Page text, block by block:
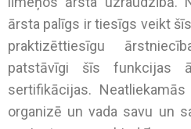
ārsta palīgs ir tiesīgs veikt
praktizēttiesīgu
patstāvīgi šīs funkcijas
sertifikācijas.
organizē un vada savu un